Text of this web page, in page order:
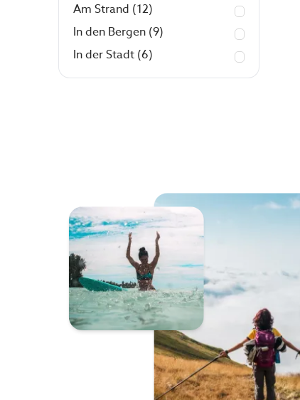
Am Strand (12)
In den Bergen (9)
In der Stadt (6)